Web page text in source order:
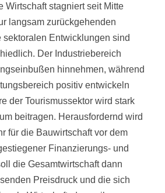
Wirtschaft stagniert seit Mitte
langsam zurückgehenden
sektoralen Entwicklungen sind
Der Industriebereich
hinnehmen, während
positiv entwickeln
der Tourismussektor wird stark
beitragen. Herausfordernd wird
für die Bauwirtschaft vor dem
Finanzierungs- und
die Gesamtwirtschaft dann
Preisdruck und die sich